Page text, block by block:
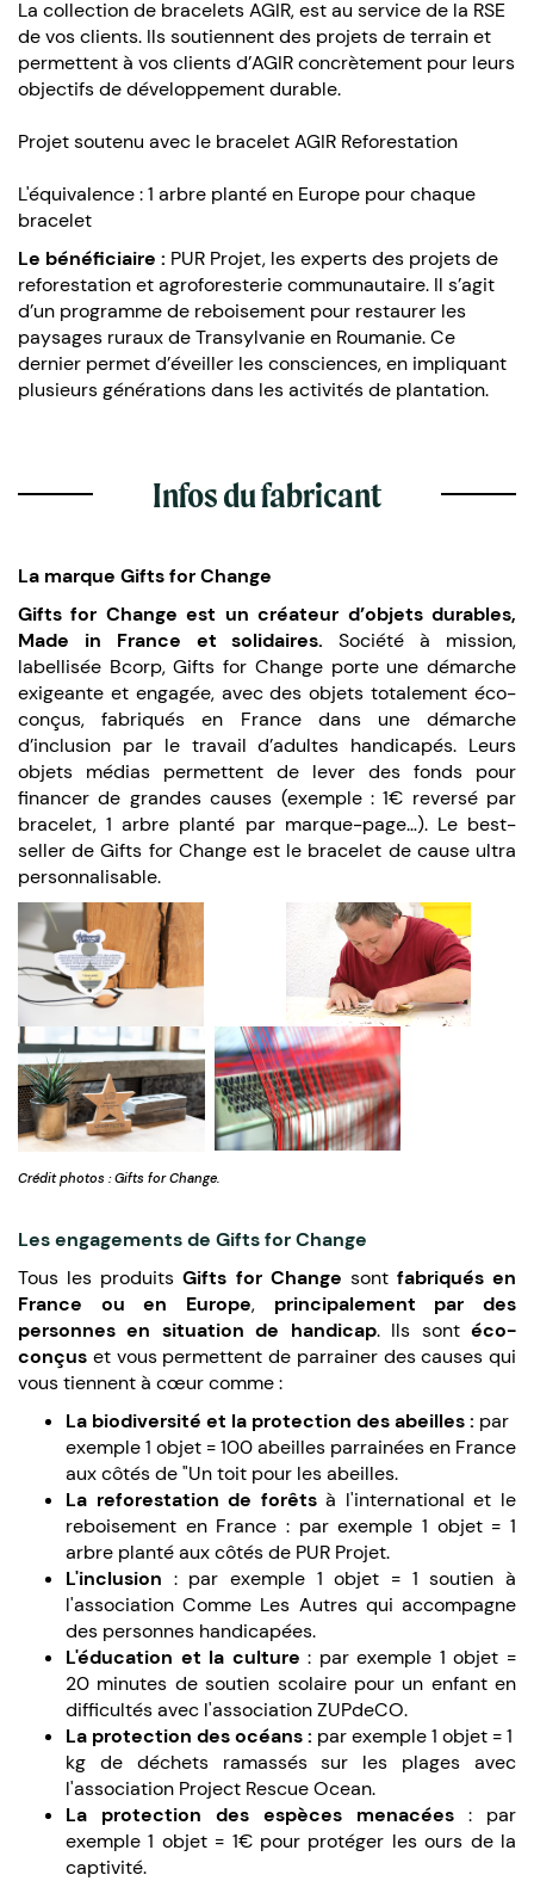
La collection de bracelets AGIR, est au service de la RSE
de vos clients. Ils soutiennent des projets de terrain et
permettent à vos clients d’AGIR concrètement pour leurs
objectifs de développement durable.
Projet soutenu avec le bracelet AGIR Reforestation
L'équivalence : 1 arbre planté en Europe pour chaque
bracelet
Le bénéficiaire : PUR Projet, les experts des projets de
reforestation et agroforesterie communautaire. Il s’agit
d’un programme de reboisement pour restaurer les
paysages ruraux de Transylvanie en Roumanie. Ce
dernier permet d’éveiller les consciences, en impliquant
plusieurs générations dans les activités de plantation.
Infos du fabricant
La marque Gifts for Change
Gifts for Change est un créateur d’objets durables,
Made in France et solidaires.Société à mission,
labellisée Bcorp, Gifts for Change porte une démarche
exigeante et engagée, avec des objets totalement éco-
conçus, fabriqués en France dans une démarche
d’inclusion par le travail d’adultes handicapés. Leurs
objets médias permettent de lever des fonds pour
financer de grandes causes (exemple : 1€ reversé par
bracelet, 1 arbre planté par marque-page…). Le best-
seller de Gifts for Change est le bracelet de cause ultra
personnalisable.
Crédit photos : Gifts for Change.
Les engagements de Gifts for Change
Tous les produitsGifts for Change sont fabriqués en
France ou en Europe, principalement par des
personnes en situation de handicap. Ils sontéco-
conçus et vous permettent de parrainer des causes qui
vous tiennent à cœur comme :
La biodiversité et la protection des abeilles : par
exemple 1 objet = 100 abeilles parrainées en France
aux côtés de "Un toit pour les abeilles.
La reforestation de forêtsà l'international et le
reboisement en France : par exemple 1 objet = 1
arbre planté aux côtés de PUR Projet.
L'inclusion : par exemple 1 objet = 1 soutien à
l'association Comme Les Autres qui accompagne
des personnes handicapées.
L'éducation et la culture : par exemple 1 objet =
20 minutes de soutien scolaire pour un enfant en
difficultés avec l'association ZUPdeCO.
La protection des océans : par exemple 1 objet = 1
kg de déchets ramassés sur les plages avec
l'association Project Rescue Ocean.
La protection des espèces menacées : par
exemple 1 objet = 1€ pour protéger les ours de la
captivité.